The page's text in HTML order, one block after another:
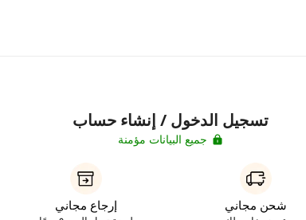
تسجيل الدخول / إنشاء حساب
جميع البيانات مؤمنة
شحن مجاني إرجاع مجاني